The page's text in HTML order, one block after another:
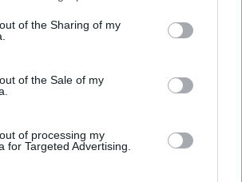
of the Sharing of my
of the Sale of my
of processing my
for Targeted Advertising.